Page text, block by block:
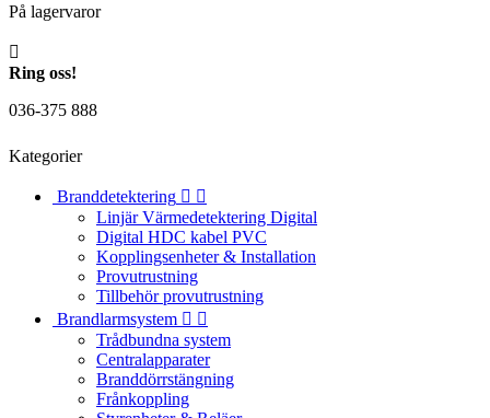
På lagervaror

Ring oss!
036-375 888
Kategorier
Branddetektering  
Linjär Värmedetektering Digital
Digital HDC kabel PVC
Kopplingsenheter & Installation
Provutrustning
Tillbehör provutrustning
Brandlarmsystem  
Trådbundna system
Centralapparater
Branddörrstängning
Frånkoppling